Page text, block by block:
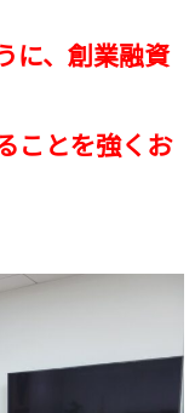
に、創業融資
ことを強くお